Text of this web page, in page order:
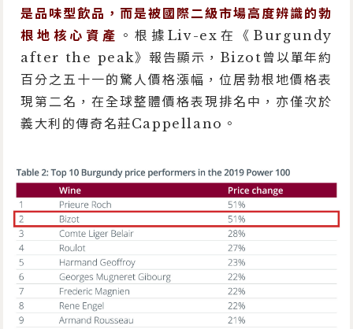
是品味型飲品，而是被國際二級市場高度辨識的勃
根地核心資產 。根據Liv-ex在《Burgundy
after the peak》報告顯示，Bizot曾以單年約
百分之五十一的驚人價格漲幅，位居勃根地價格表
現第二名，在全球整體價格表現排名中，亦僅次於
義大利的傳奇名莊Cappellano。